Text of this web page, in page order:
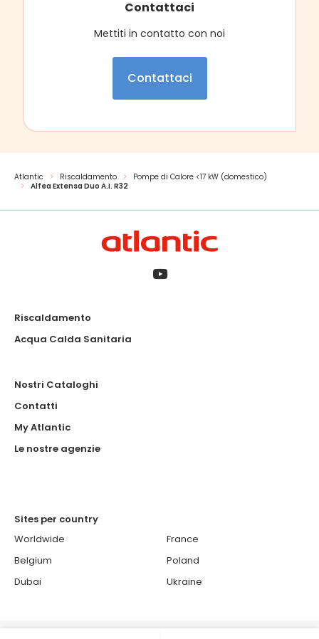
Contattaci
Mettiti in contatto con noi
Contattaci
Atlantic Riscaldamento
Pompe di Calore <17 kW (domestico)
Alfea Extensa Duo A.I. R32
Riscaldamento
Acqua Calda Sanitaria
Nostri Cataloghi
Contatti
My Atlantic
Le nostre agenzie
Sites per country
Worldwide
Belgium
Dubai
France
Poland
Ukraine